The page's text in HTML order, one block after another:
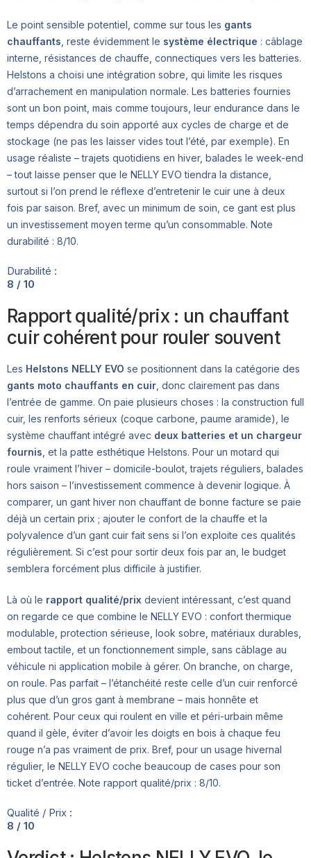
Le point sensible potentiel, comme sur tous les gants
chauffants , reste évidemment le système électrique : câblage
interne, résistances de chauffe, connectiques vers les batteries.
Helstons a choisi une intégration sobre, qui limite les risques
d’arrachement en manipulation normale. Les batteries fournies
sont un bon point, mais comme toujours, leur endurance dans le
temps dépendra du soin apporté aux cycles de charge et de
stockage (ne pas les laisser vides tout l’été, par exemple). En
usage réaliste – trajets quotidiens en hiver, balades le week-end
– tout laisse penser que le NELLY EVO tiendra la distance,
surtout si l’on prend le réflexe d’entretenir le cuir une à deux
fois par saison. Bref, avec un minimum de soin, ce gant est plus
un investissement moyen terme qu’un consommable. Note
durabilité : 8/10.
Durabilité :
8 / 10
Rapport qualité/prix : un chauffant
cuir cohérent pour rouler souvent
Les Helstons NELLY EVO se positionnent dans la catégorie des
gants moto chauffants en cuir , donc clairement pas dans
l’entrée de gamme. On paie plusieurs choses : la construction full
cuir, les renforts sérieux (coque carbone, paume aramide), le
système chauffant intégré avec deux batteries et un chargeur
fournis , et la patte esthétique Helstons. Pour un motard qui
roule vraiment l’hiver – domicile-boulot, trajets réguliers, balades
hors saison – l’investissement commence à devenir logique. À
comparer, un gant hiver non chauffant de bonne facture se paie
déjà un certain prix ; ajouter le confort de la chauffe et la
polyvalence d’un gant cuir fait sens si l’on exploite ces qualités
régulièrement. Si c’est pour sortir deux fois par an, le budget
semblera forcément plus difficile à justifier.
Là où le rapport qualité/prix devient intéressant, c’est quand
on regarde ce que combine le NELLY EVO : confort thermique
modulable, protection sérieuse, look sobre, matériaux durables,
embout tactile, et un fonctionnement simple, sans câblage au
véhicule ni application mobile à gérer. On branche, on charge,
on roule. Pas parfait – l’étanchéité reste celle d’un cuir renforcé
plus que d’un gros gant à membrane – mais honnête et
cohérent. Pour ceux qui roulent en ville et péri-urbain même
quand il gèle, éviter d’avoir les doigts en bois à chaque feu
rouge n’a pas vraiment de prix. Bref, pour un usage hivernal
régulier, le NELLY EVO coche beaucoup de cases pour son
ticket d’entrée. Note rapport qualité/prix : 8/10.
Qualité / Prix :
8 / 10